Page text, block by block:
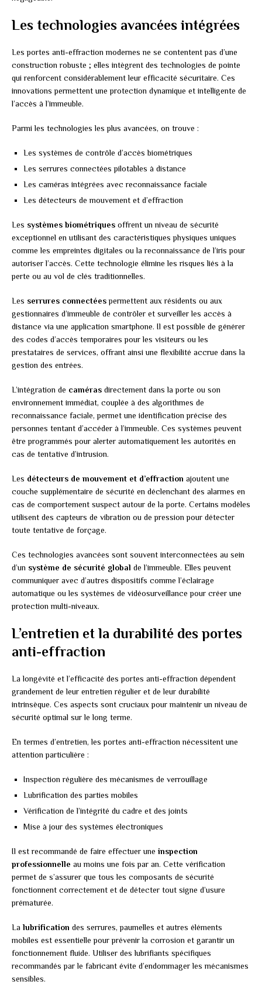
Les technologies avancées intégrées
Les portes anti-effraction modernes ne se contentent pas d’une
construction robuste ; elles intègrent des technologies de pointe
qui renforcent considérablement leur efficacité sécuritaire. Ces
innovations permettent une protection dynamique et intelligente de
l’accès à l’immeuble.
Parmi les technologies les plus avancées, on trouve :
Les systèmes de contrôle d’accès biométriques
Les serrures connectées pilotables à distance
Les caméras intégrées avec reconnaissance faciale
Les détecteurs de mouvement et d’effraction
Les systèmes biométriques offrent un niveau de sécurité
exceptionnel en utilisant des caractéristiques physiques uniques
comme les empreintes digitales ou la reconnaissance de l’iris pour
autoriser l’accès. Cette technologie élimine les risques liés à la
perte ou au vol de clés traditionnelles.
Les serrures connectéespermettent aux résidents ou aux
gestionnaires d’immeuble de contrôler et surveiller les accès à
distance via une application smartphone. Il est possible de générer
des codes d’accès temporaires pour les visiteurs ou les
prestataires de services, offrant ainsi une flexibilité accrue dans la
gestion des entrées.
L’intégration de caméras directement dans la porte ou son
environnement immédiat, couplée à des algorithmes de
reconnaissance faciale, permet une identification précise des
personnes tentant d’accéder à l’immeuble. Ces systèmes peuvent
être programmés pour alerter automatiquement les autorités en
cas de tentative d’intrusion.
Les détecteurs de mouvement et d’effraction ajoutent une
couche supplémentaire de sécurité en déclenchant des alarmes en
cas de comportement suspect autour de la porte. Certains modèles
utilisent des capteurs de vibration ou de pression pour détecter
toute tentative de forçage.
Ces technologies avancées sont souvent interconnectées au sein
d’un système de sécurité global de l’immeuble. Elles peuvent
communiquer avec d’autres dispositifs comme l’éclairage
automatique ou les systèmes de vidéosurveillance pour créer une
protection multi-niveaux.
L’entretien et la durabilité des portes
anti-effraction
La longévité et l’efficacité des portes anti-effraction dépendent
grandement de leur entretien régulier et de leur durabilité
intrinsèque. Ces aspects sont cruciaux pour maintenir un niveau de
sécurité optimal sur le long terme.
En termes d’entretien, les portes anti-effraction nécessitent une
attention particulière :
Inspection régulière des mécanismes de verrouillage
Lubrification des parties mobiles
Vérification de l’intégrité du cadre et des joints
Mise à jour des systèmes électroniques
Il est recommandé de faire effectuer une inspection
professionnelle au moins une fois par an. Cette vérification
permet de s’assurer que tous les composants de sécurité
fonctionnent correctement et de détecter tout signe d’usure
prématurée.
La lubrification des serrures, paumelles et autres éléments
mobiles est essentielle pour prévenir la corrosion et garantir un
fonctionnement fluide. Utiliser des lubrifiants spécifiques
recommandés par le fabricant évite d’endommager les mécanismes
sensibles.